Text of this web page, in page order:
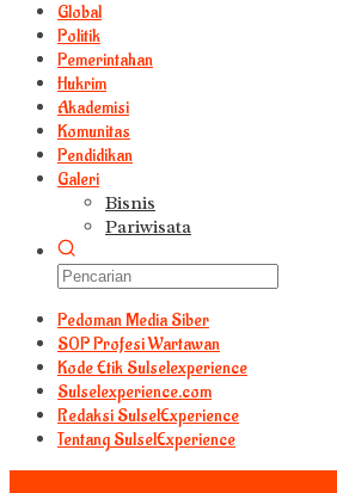
Global
Politik
Pemerintahan
Hukrim
Akademisi
Komunitas
Pendidikan
Galeri
Bisnis
Pariwisata
Pedoman Media Siber
S0P Profesi Wartawan
Kode Etik Sulselexperience
Sulselexperience.com
Redaksi SulselExperience
Tentang SulselExperience